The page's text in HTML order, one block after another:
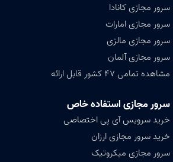
سرور مجازی کانادا
سرور مجازی امارات
سرور مجازی مالزی
سرور مجازی آلمان
مشاهده تمامی ۴۷ کشور قابل ارائه
سرور مجازی استفاده خاص
خرید سرویس آی پی اختصاصی
خرید سرور مجازی ارزان
سرور مجازی میکروتیک